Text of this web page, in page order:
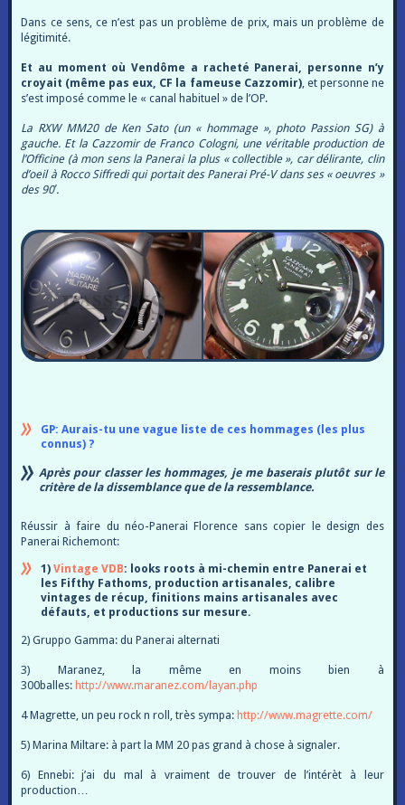
Dans ce sens, ce n’est pas un problème de prix, mais un problème de
légitimité.
Et au moment où Vendôme a racheté Panerai, personne n’y
croyait (même pas eux, CF la fameuse Cazzomir), et personne ne
s’est imposé comme le « canal habituel » de l’OP.
La RXW MM20 de Ken Sato (un « hommage », photo Passion SG) à
gauche. Et la Cazzomir de Franco Cologni, une véritable production de
l’Officine (à mon sens la Panerai la plus « collectible », car délirante, clin
d’oeil à Rocco Siffredi qui portait des Panerai Pré-V dans ses « oeuvres »
des 90′.
GP: Aurais-tu une vague liste de ces hommages (les plus
connus) ?
Après pour classer les hommages, je me baserais plutôt sur le
critère de la dissemblance que de la ressemblance.
Réussir à faire du néo-Panerai Florence sans copier le design des
Panerai Richemont:
1)Vintage VDB: looks roots à mi-chemin entre Panerai et
les Fifthy Fathoms, production artisanales, calibre
vintages de récup, finitions mains artisanales avec
défauts, et productions sur mesure.
2) Gruppo Gamma: du Panerai alternati
3) Maranez, la même en moins bien à
300balles: http://www.maranez.com/layan.php
4 Magrette, un peu rock n roll, très sympa: http://www.magrette.com/
5) Marina Miltare: à part la MM 20 pas grand à chose à signaler.
6) Ennebi: j’ai du mal à vraiment de trouver de l’intérèt à leur
production…